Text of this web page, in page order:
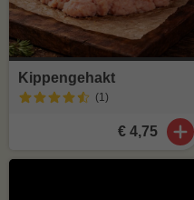
Kippengehakt
(1)
€ 4,75